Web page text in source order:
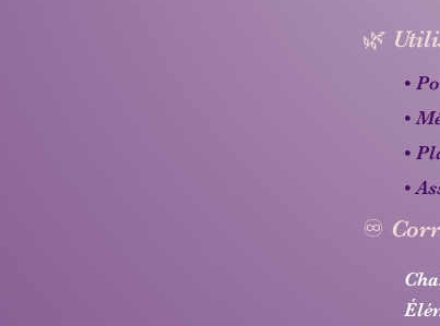
🌿
•
•
•
•
♾️